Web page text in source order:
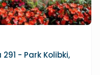
- Park Kolibki,